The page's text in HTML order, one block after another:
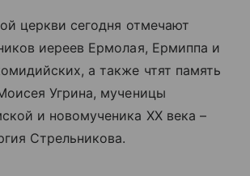
церкви сегодня отмечают
иереев Ермолая, Ермиппа и
а также чтят память
Угрина, мученицы
и новомученика XX века –
Стрельникова.